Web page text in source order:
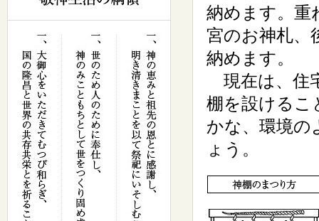
納めます。重
宮のお神札、
納めます。
現在は、住
棚を設けるこ
かな、環境の
ょう。